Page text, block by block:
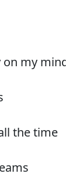
on my
the time